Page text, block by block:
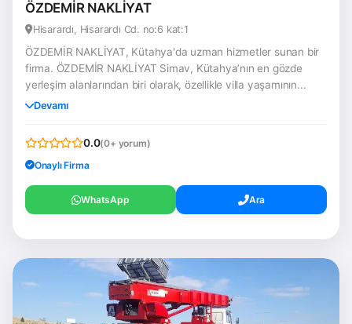
ÖZDEMİR NAKLİYAT
Hisarardı, Hisarardı Cd. no:6 kat:1
ÖZDEMİR NAKLİYAT, Kütahya'da uzman hizmetler sunan bir
firma. ÖZDEMİR NAKLİYAT Simav, Kütahya’nın en gözde
yerleşim alanlarından biri olarak, özellikle villa yaşamının...
Devamı
0.0(0+ yorum)
Onaylı Firma
WhatsApp Ara